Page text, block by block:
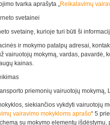
tvarka aprašyta „Reikalavimų
svetainei
svetainę, kurioje turi būti ši
ir mokymo patalpų adresai,
vairuotojų mokymą, vardas, pavardė,
kainas.
priemonių vairuotojų
siekiančios vykdyti vairuotojų
vairavimo mokykloms aprašo“ 5
su mokymo elementų